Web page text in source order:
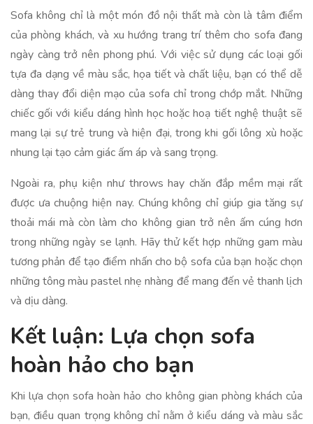
Sofa không chỉ là một món đồ nội thất mà còn là tâm điểm
của phòng khách, và xu hướng trang trí thêm cho sofa đang
ngày càng trở nên phong phú. Với việc sử dụng các loại gối
tựa đa dạng về màu sắc, họa tiết và chất liệu, bạn có thể dễ
dàng thay đổi diện mạo của sofa chỉ trong chớp mắt. Những
chiếc gối với kiểu dáng hình học hoặc hoạ tiết nghệ thuật sẽ
mang lại sự trẻ trung và hiện đại, trong khi gối lông xù hoặc
nhung lại tạo cảm giác ấm áp và sang trọng.
Ngoài ra, phụ kiện như throws hay chăn đắp mềm mại rất
được ưa chuộng hiện nay. Chúng không chỉ giúp gia tăng sự
thoải mái mà còn làm cho không gian trở nên ấm cúng hơn
trong những ngày se lạnh. Hãy thử kết hợp những gam màu
tương phản để tạo điểm nhấn cho bộ sofa của bạn hoặc chọn
những tông màu pastel nhẹ nhàng để mang đến vẻ thanh lịch
và dịu dàng.
Kết luận: Lựa chọn sofa
hoàn hảo cho bạn
Khi lựa chọn sofa hoàn hảo cho không gian phòng khách của
bạn, điều quan trọng không chỉ nằm ở kiểu dáng và màu sắc